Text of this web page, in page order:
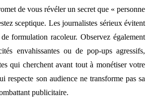
de vous révéler un secret que « personne
sceptique. Les journalistes sérieux évitent
formulation racoleur. Observez également
envahissantes ou de pop-ups agressifs,
qui cherchent avant tout à monétiser votre
respecte son audience ne transforme pas sa
publicitaire.